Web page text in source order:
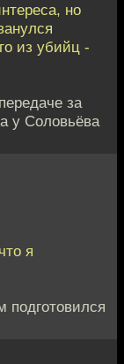
но
из убийц -
за
у Соловьёва
я